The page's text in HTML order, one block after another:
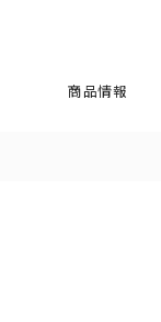
商品情報